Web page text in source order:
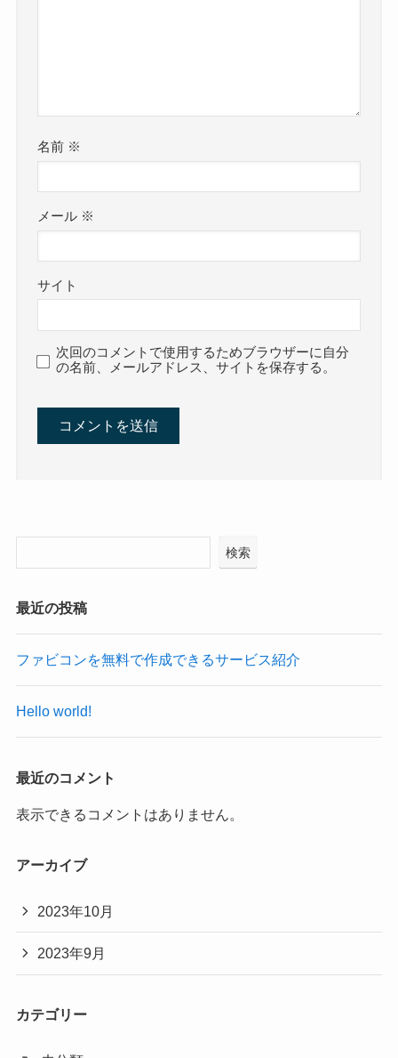
名前 ※
メール ※
サイト
次回のコメントで使用するためブラウザーに自分
の名前、メールアドレス、サイトを保存する。
検索
最近の投稿
ファビコンを無料で作成できるサービス紹介
Hello world!
最近のコメント
表示できるコメントはありません。
アーカイブ
2023年10月
2023年9月
カテゴリー